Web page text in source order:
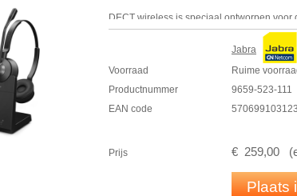
DECT wireless is speciaal ontworpen voor
ideale keuze is voor werknemers die veel
-bereik van de Engage
bereik van een Klasse 2 Bluetooth®-
Specificaties
Gaat verder dan het hoogsteDECT
SafeTone™ 2.0 voor uitstekende
Werkt met alle toonaangevende UC-
Jabra
Voorraad
Ruime
Productnummer
9659-523-111
EAN code
Prijs € 259,00 (
Plaats